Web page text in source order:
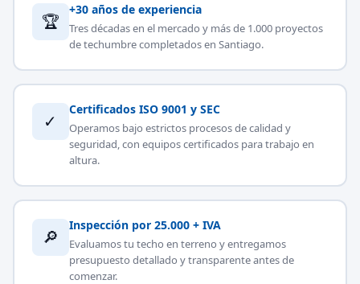
🏆
+30 años de experiencia
Tres décadas en el mercado y más de 1.000 proyectos
de techumbre completados en Santiago.
✓
Certificados ISO 9001 y SEC
Operamos bajo estrictos procesos de calidad y
seguridad, con equipos certificados para trabajo en
altura.
🔎
Inspección por 25.000 + IVA
Evaluamos tu techo en terreno y entregamos
presupuesto detallado y transparente antes de
comenzar.